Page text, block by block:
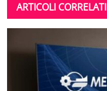
ARTICOLI CORRELATI